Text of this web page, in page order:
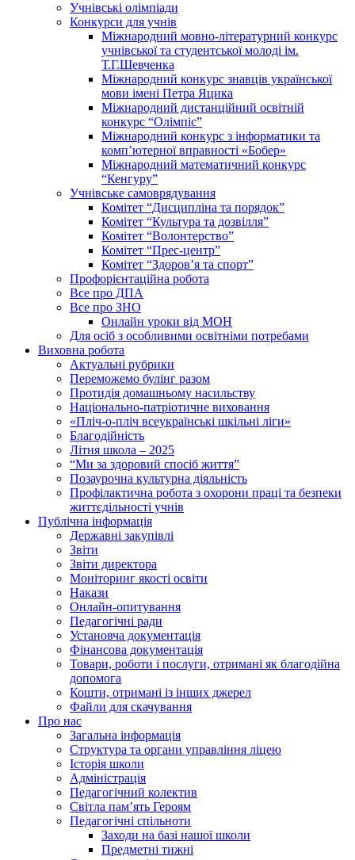
Учнівські олімпіади
Конкурси для учнів
Мiжнародний мовно-літературний конкурс
учнiвської та студентської молодi iм.
Т.Г.Шевченка
Міжнародний конкурс знавців української
мови імені Петра Яцика
Міжнародний дистанційний освітній
конкурс “Олімпіс”
Міжнародний конкурс з інформатики та
комп’ютерної вправності «Бобер»
Міжнародний математичний конкурс
“Кенгуру”
Учнівське самоврядування
Комітет “Дисципліна та порядок”
Комітет “Культура та дозвілля”
Комітет “Волонтерство”
Комітет “Прес-центр”
Комітет “Здоров’я та спорт”
Профорієнтаційна робота
Все про ДПА
Все про ЗНО
Онлайн уроки від МОН
Для осіб з особливими освітніми потребами
Виховна робота
Актуальні рубрики
Переможемо булінг разом
Протидія домашньому насильству
Національно-патріотичне виховання
«Пліч-о-пліч всеукраїнські шкільні ліги»
Благодійність
Літня школа – 2025
“Ми за здоровий спосіб життя”
Позаурочна культурна діяльність
Профілактична робота з охорони праці та безпеки
життєдільності учнів
Публічна інформація
Державні закупівлі
Звіти
Звіти директора
Моніторинг якості освіти
Накази
Онлайн-опитування
Педагогічні ради
Установча документація
Фінансова документація
Товари, роботи і послуги, отримані як благодійна
допомога
Кошти, отримані із інших джерел
Файли для скачування
Про нас
Загальна інформація
Структура та органи управління ліцею
Історія школи
Адміністрація
Педагогічний колектив
Світла пам’ять Героям
Педагогічні спільноти
Заходи на базі нашої школи
Предметні тижні